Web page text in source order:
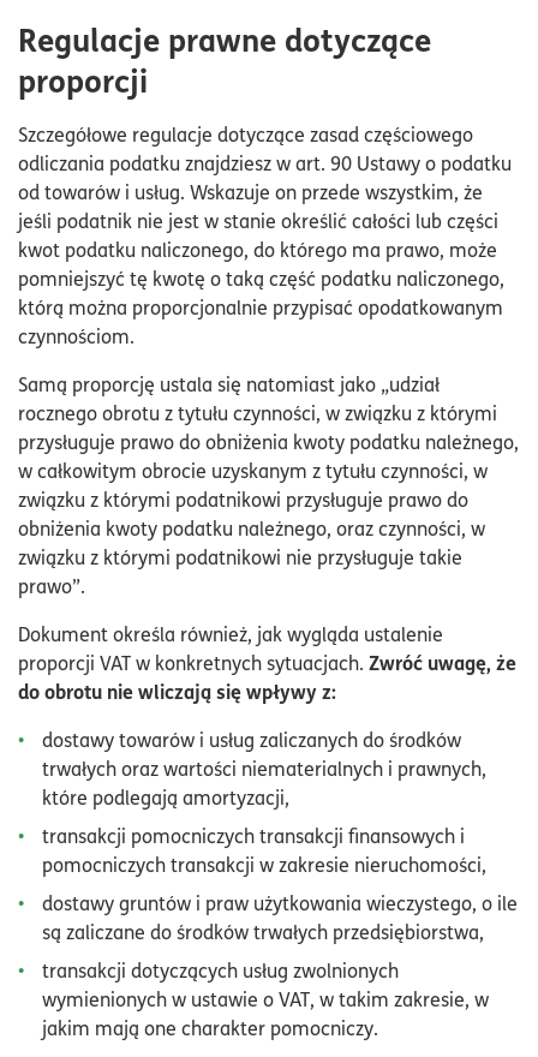
Regulacje prawne dotyczące
proporcji
Szczegółowe regulacje dotyczące zasad częściowego
odliczania podatku znajdziesz w art. 90 Ustawy o podatku
od towarów i usług. Wskazuje on przede wszystkim, że
jeśli podatnik nie jest w stanie określić całości lub części
kwot podatku naliczonego, do którego ma prawo, może
pomniejszyć tę kwotę o taką część podatku naliczonego,
którą można proporcjonalnie przypisać opodatkowanym
czynnościom.
Samą proporcję ustala się natomiast jako „udział
rocznego obrotu z tytułu czynności, w związku z którymi
przysługuje prawo do obniżenia kwoty podatku należnego,
w całkowitym obrocie uzyskanym z tytułu czynności, w
związku z którymi podatnikowi przysługuje prawo do
obniżenia kwoty podatku należnego, oraz czynności, w
związku z którymi podatnikowi nie przysługuje takie
prawo”.
Dokument określa również, jak wygląda ustalenie
proporcji VAT w konkretnych sytuacjach. Zwróć uwagę, że
do obrotu nie wliczają się wpływy z:
dostawy towarów i usług zaliczanych do środków
trwałych oraz wartości niematerialnych i prawnych,
które podlegają amortyzacji,
transakcji pomocniczych transakcji finansowych i
pomocniczych transakcji w zakresie nieruchomości,
dostawy gruntów i praw użytkowania wieczystego, o ile
są zaliczane do środków trwałych przedsiębiorstwa,
transakcji dotyczących usług zwolnionych
wymienionych w ustawie o VAT, w takim zakresie, w
jakim mają one charakter pomocniczy.